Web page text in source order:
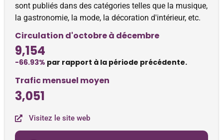
sont publiés dans des catégories telles que la musique,
la gastronomie, la mode, la décoration d'intérieur, etc.
Circulation d'octobre à décembre
9,154
-66.93% par rapport à la période précédente.
Trafic mensuel moyen
3,051
Visitez le site web